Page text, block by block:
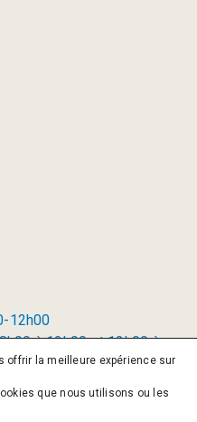
12h00
à 12h00 et 13h00 à
offrir la meilleure expérience sur
que nous utilisons ou les